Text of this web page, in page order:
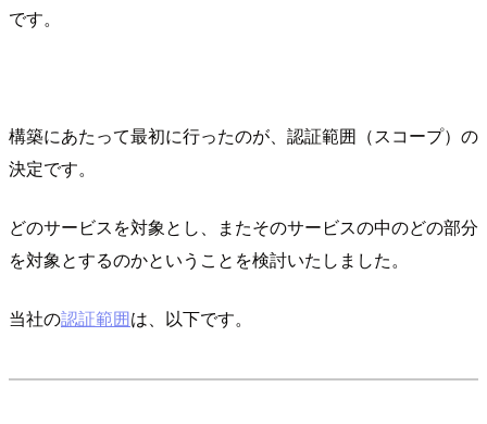
です。
構築にあたって最初に行ったのが、認証範囲（スコープ）の
決定です。
どのサービスを対象とし、またそのサービスの中のどの部分
を対象とするのかということを検討いたしました。
当社の認証範囲は、以下です。